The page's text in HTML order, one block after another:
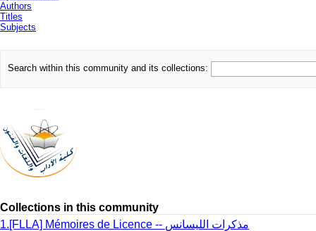
Authors
Titles
Subjects
Search within this community and its collections:
Collections in this community
1.[FLLA] Mémoires de Licence -- مذكرات الليسانس